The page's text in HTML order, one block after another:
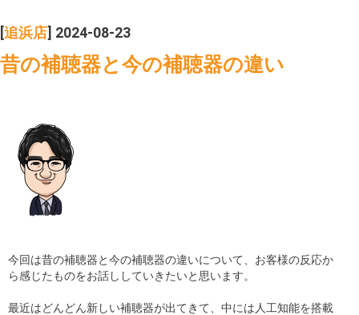
[追浜店] 2024-08-23
昔の補聴器と今の補聴器の違い
今回は昔の補聴器と今の補聴器の違いについて、お客様の反応か
ら感じたものをお話ししていきたいと思います。
最近はどんどん新しい補聴器が出てきて、中には人工知能を搭載